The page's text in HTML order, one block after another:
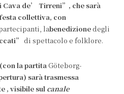
Cava de’ Tirreni”, che sarà
festa collettiva, con
labenedizionedegli
di spettacolo e folklore.
(con la partita Göteborg-
sarà trasmessa
, visibile sul canale